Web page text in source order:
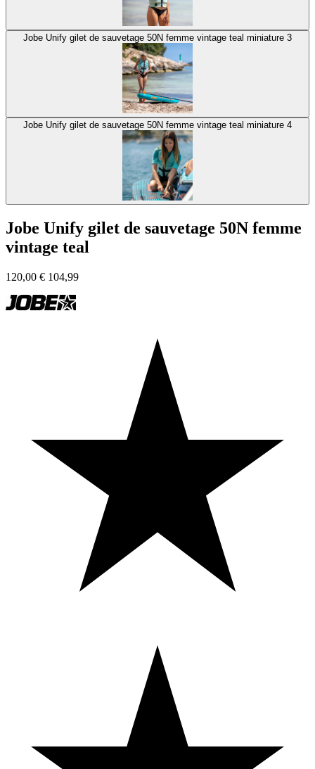
Jobe Unify gilet de sauvetage 50N femme vintage teal miniature 3
Jobe Unify gilet de sauvetage 50N femme vintage teal miniature 4
Jobe Unify gilet de sauvetage 50N femme
vintage teal
120,00 € 104,99